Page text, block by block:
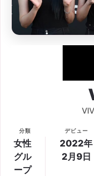
分類
女性
グル
ープ
デビュー
2022年
2月9日